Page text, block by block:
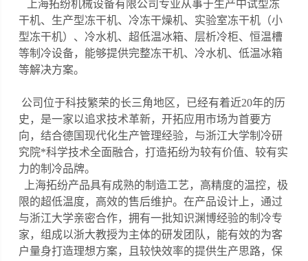
上海拓纷机械设备有限公司专业从事于生产中试型冻
干机、 生产型冻干机、 冷冻干燥机、实验室冻干机（小
型冻干机）、 冷水机、超低温冰箱、 层析冷柜、恒温槽
等制冷设备，能够提供完整冻干机、冷水机、低温冰箱
等解决方案。
公司位于科技繁荣的长三角地区，已经有着近20年的历
史，是一家以追求技术革新，开拓应用市场为首要方
向，结合德国现代化生产管理经验，与浙江大学制冷研
究院*科学技术全面融合，打造拓纷为较有价值、较有实
力的制冷品牌。
上海拓纷产品具有成熟的制造工艺，高精度的温控，极
限的超低温度，高效的售后维护。在产品设计上，通过
与浙江大学亲密合作，拥有一批知识渊博经验的制冷专
家，组成以浙大教授为主体的研发团队，能有效的为客
户量身打造理想方案，且较快效率的提供生产思路，保